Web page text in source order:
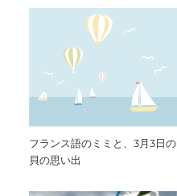
フランス語のミミと、3月3日の
貝の思い出